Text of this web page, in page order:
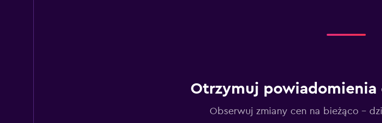
Otrzymuj powiadomienia
Obserwuj zmiany cen na bieżąco –